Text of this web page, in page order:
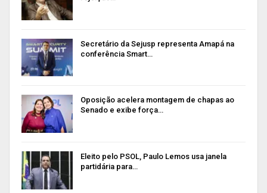
Secretário da Sejusp representa Amapá na
conferência Smart…
Oposição acelera montagem de chapas ao
Senado e exibe força…
Eleito pelo PSOL, Paulo Lemos usa janela
partidária para…